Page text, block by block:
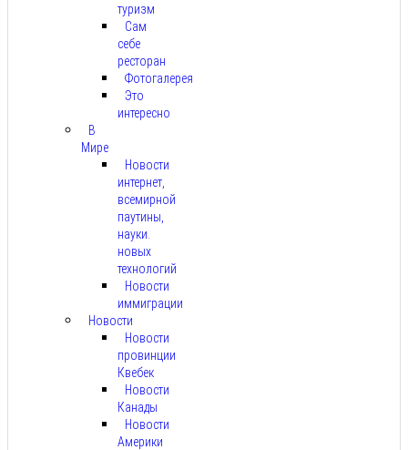
туризм
Сам
себе
ресторан
Фотогалерея
Это
интересно
В
Мире
Новости
интернет,
всемирной
паутины,
науки.
новых
технологий
Новости
иммиграции
Новости
Новости
провинции
Квебек
Новости
Канады
Новости
Америки